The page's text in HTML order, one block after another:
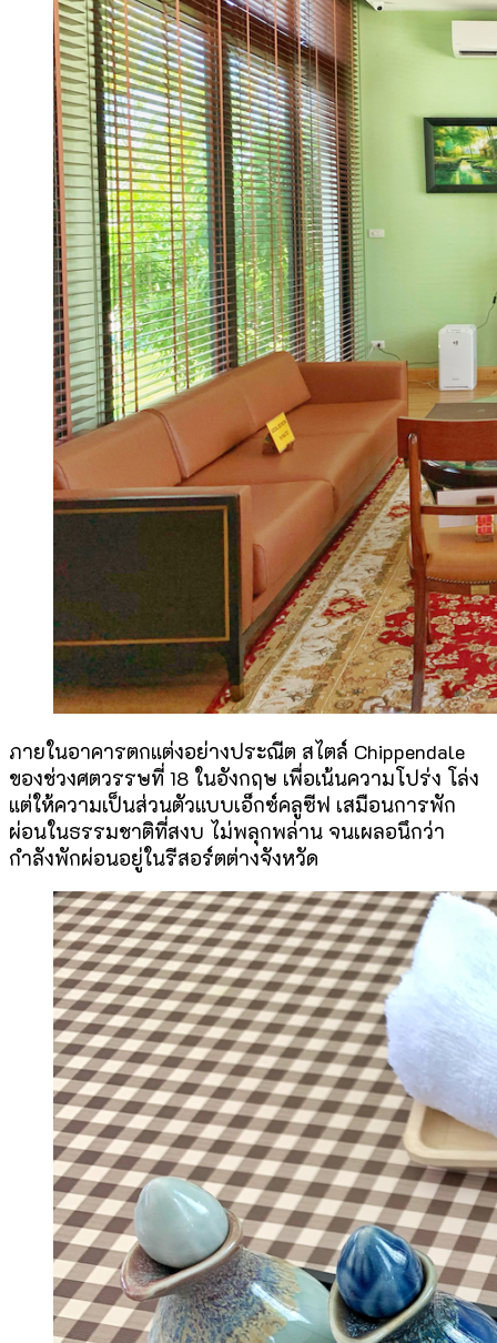
ภายในอาคารตกแต่งอย่างประณีต สไตล์ Chippendale
ของช่วงศตวรรษที่ 18 ในอังกฤษ เพื่อเน้นความโปร่ง โล่ง
แต่ให้ความเป็นส่วนตัวแบบเอ็กซ์คลูซีฟ เสมือนการพัก
ผ่อนในธรรมชาติที่สงบ ไม่พลุกพล่าน จนเผลอนึกว่า
กำลังพักผ่อนอยู่ในรีสอร์ตต่างจังหวัด